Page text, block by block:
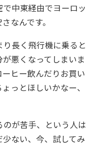
中東経由でヨーロッ
なんです。
長く飛行機に乗ると
悪くなってしまいま
ヒー飲んだりお買い
っとほしいかなー、
が苦手、という人は
ない、今、試してみ